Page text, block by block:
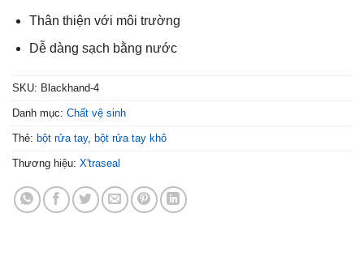
Thân thiện với môi trường
Dễ dàng sạch bằng nước
SKU: Blackhand-4
Danh mục: Chất vệ sinh
Thẻ: bột rửa tay, bột rửa tay khô
Thương hiệu: X'traseal